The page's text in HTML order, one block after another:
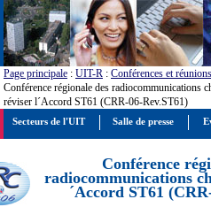
Page principale : UIT-R : Conférences et réunions
Conférence régionale des radiocommunications
réviser l´Accord ST61 (CRR-06-Rev.ST61)
Conférence
radiocommunications
´Accord ST61
Secteurs de l'UIT Salle de presse